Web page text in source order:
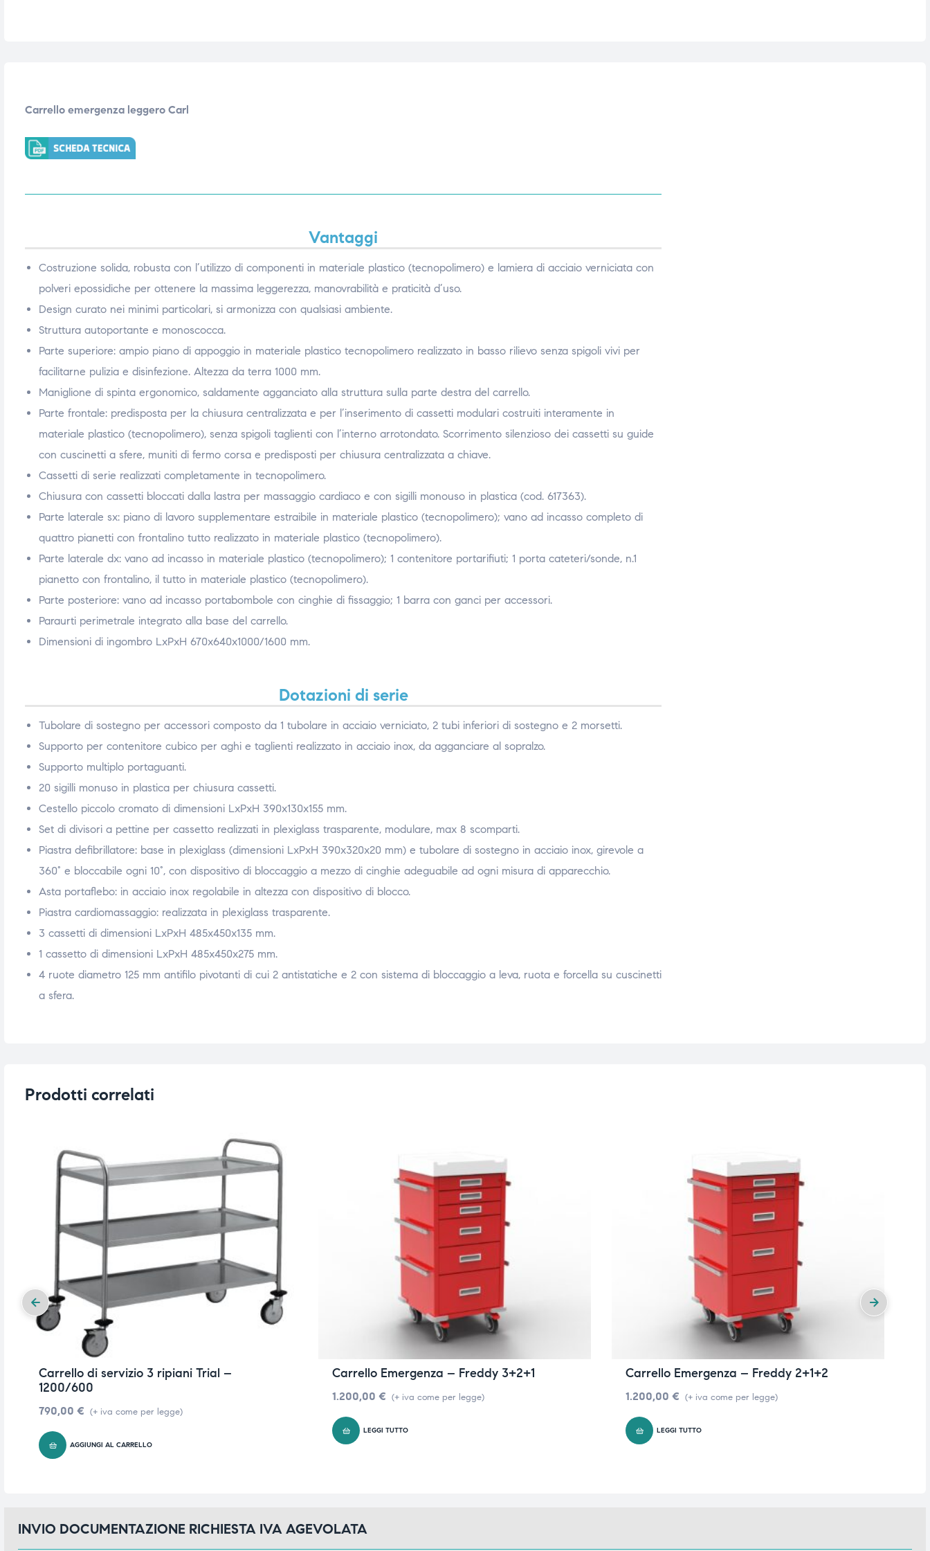
Carrello emergenza leggero Carl
Vantaggi
Costruzione solida, robusta con l’utilizzo di componenti in materiale plastico (tecnopolimero) e lamiera di acciaio verniciata con
polveri epossidiche per ottenere la massima leggerezza, manovrabilità e praticità d’uso.
Design curato nei minimi particolari, si armonizza con qualsiasi ambiente.
Struttura autoportante e monoscocca.
Parte superiore: ampio piano di appoggio in materiale plastico tecnopolimero realizzato in basso rilievo senza spigoli vivi per
facilitarne pulizia e disinfezione. Altezza da terra 1000 mm.
Maniglione di spinta ergonomico, saldamente agganciato alla struttura sulla parte destra del carrello.
Parte frontale: predisposta per la chiusura centralizzata e per l’inserimento di cassetti modulari costruiti interamente in
materiale plastico (tecnopolimero), senza spigoli taglienti con l’interno arrotondato. Scorrimento silenzioso dei cassetti su guide
con cuscinetti a sfere, muniti di fermo corsa e predisposti per chiusura centralizzata a chiave.
Cassetti di serie realizzati completamente in tecnopolimero.
Chiusura con cassetti bloccati dalla lastra per massaggio cardiaco e con sigilli monouso in plastica (cod. 617363).
Parte laterale sx: piano di lavoro supplementare estraibile in materiale plastico (tecnopolimero); vano ad incasso completo di
quattro pianetti con frontalino tutto realizzato in materiale plastico (tecnopolimero).
Parte laterale dx: vano ad incasso in materiale plastico (tecnopolimero); 1 contenitore portarifiuti; 1 porta cateteri/sonde, n.1
pianetto con frontalino, il tutto in materiale plastico (tecnopolimero).
Parte posteriore: vano ad incasso portabombole con cinghie di fissaggio; 1 barra con ganci per accessori.
Paraurti perimetrale integrato alla base del carrello.
Dimensioni di ingombro LxPxH 670x640x1000/1600 mm.
Dotazioni di serie
Tubolare di sostegno per accessori composto da 1 tubolare in acciaio verniciato, 2 tubi inferiori di sostegno e 2 morsetti.
Supporto per contenitore cubico per aghi e taglienti realizzato in acciaio inox, da agganciare al sopralzo.
Supporto multiplo portaguanti.
20 sigilli monuso in plastica per chiusura cassetti.
Cestello piccolo cromato di dimensioni LxPxH 390x130x155 mm.
Set di divisori a pettine per cassetto realizzati in plexiglass trasparente, modulare, max 8 scomparti.
Piastra defibrillatore: base in plexiglass (dimensioni LxPxH 390x320x20 mm) e tubolare di sostegno in acciaio inox, girevole a
360° e bloccabile ogni 10°, con dispositivo di bloccaggio a mezzo di cinghie adeguabile ad ogni misura di apparecchio.
Asta portaflebo: in acciaio inox regolabile in altezza con dispositivo di blocco.
Piastra cardiomassaggio: realizzata in plexiglass trasparente.
3 cassetti di dimensioni LxPxH 485x450x135 mm.
1 cassetto di dimensioni LxPxH 485x450x275 mm.
4 ruote diametro 125 mm antifilo pivotanti di cui 2 antistatiche e 2 con sistema di bloccaggio a leva, ruota e forcella su cuscinetti
a sfera.
Prodotti correlati
Carrello di servizio 3 ripiani Trial –
1200/600
790,00 € (+ iva come per legge)
AGGIUNGI AL CARRELLO
Carrello Emergenza – Freddy 3+2+1
1.200,00 € (+ iva come per legge)
LEGGI TUTTO
Carrello Emergenza – Freddy 2+1+2
1.200,00 € (+ iva come per legge)
LEGGI TUTTO
INVIO DOCUMENTAZIONE RICHIESTA IVA AGEVOLATA